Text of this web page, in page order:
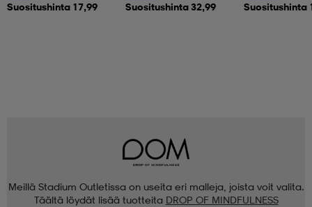
Suositushinta 17,99 Suositushinta 32,99 Suositushinta
Meillä Stadium Outletissa on useita eri malleja, joista voit valita.
Täältä löydät lisää tuotteita DROP OF MINDFULNESS